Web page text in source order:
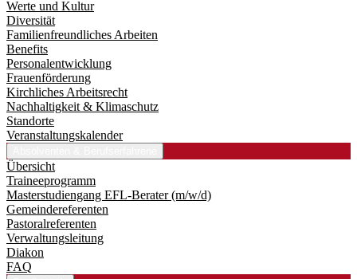
Werte und Kultur
Diversität
Familienfreundliches Arbeiten
Benefits
Personalentwicklung
Frauenförderung
Kirchliches Arbeitsrecht
Nachhaltigkeit & Klimaschutz
Standorte
Veranstaltungskalender
Übersicht
Traineeprogramm
Master­studiengang EFL-Berater (m/w/d)
Gemeindereferenten
Pastoralreferenten
Verwaltungsleitung
Diakon
FAQ